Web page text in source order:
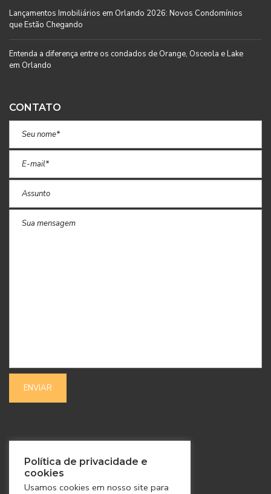
Lançamentos Imobiliários em Orlando 2026: Novos Condomínios
que Estão Chegando
Entenda a diferença entre os condados de Orange, Osceola e Lake
em Orlando
CONTATO
SIGA-NOS
Política de privacidade e
cookies
Usamos cookies em nosso site para